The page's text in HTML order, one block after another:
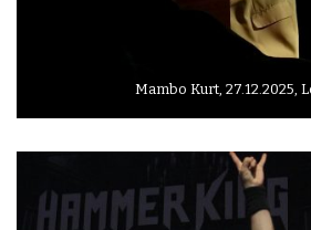
Mambo Kurt, 27.12.2025,